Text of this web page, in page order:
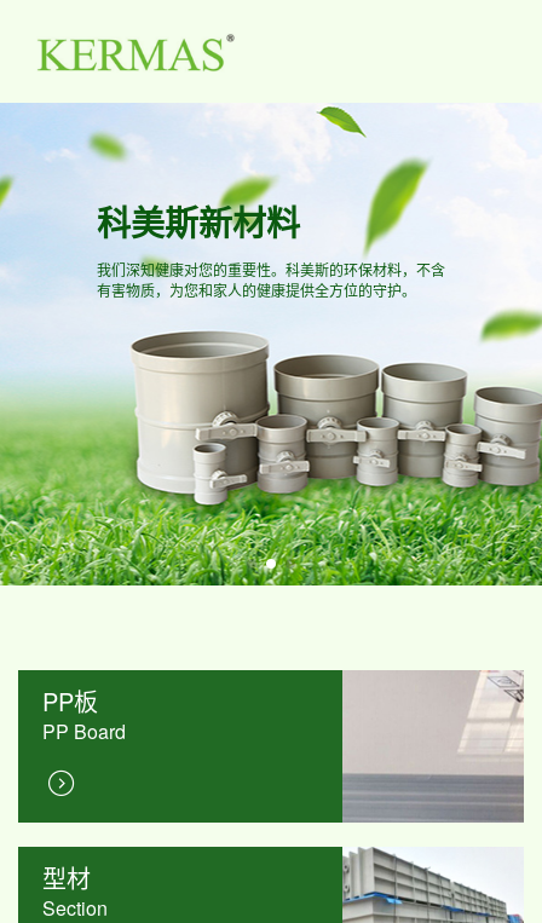
科美斯新材料
我们深知健康对您的重要性。科美斯的环保材料，不含
有害物质，为您和家人的健康提供全方位的守护。
PP板
PP Board
型材
Section